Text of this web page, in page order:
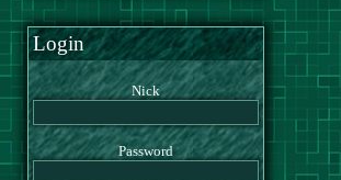
Login
Nick
Password